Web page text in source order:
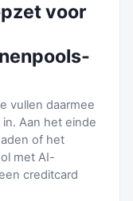
voor
vullen daarmee
Aan het einde
of het
met AI-
creditcard